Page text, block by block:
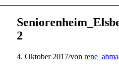
2
4. Oktober 2017/von